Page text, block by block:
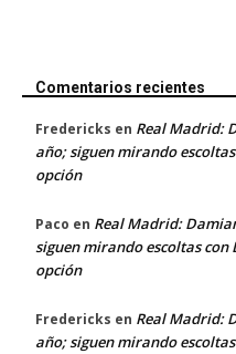
Comentarios recientes
Fredericks en Real Madrid:
año; siguen mirando
opción
Paco en Real Madrid:
siguen mirando escoltas
opción
Fredericks en Real Madrid:
año; siguen mirando